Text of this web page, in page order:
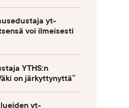
yt-
voi ilmeisesti
YTHS:n
on järkyttynyttä”
yt-